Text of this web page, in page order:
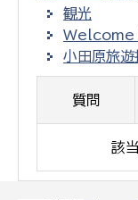
観光
小田原旅遊
質問
該